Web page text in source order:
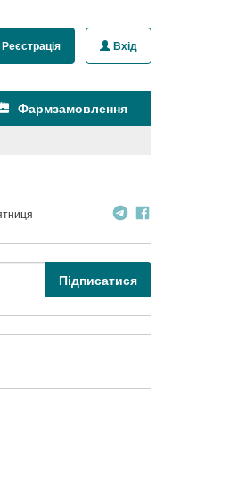
Реєстрація Вхід
Фармзамовлення
Підписатися